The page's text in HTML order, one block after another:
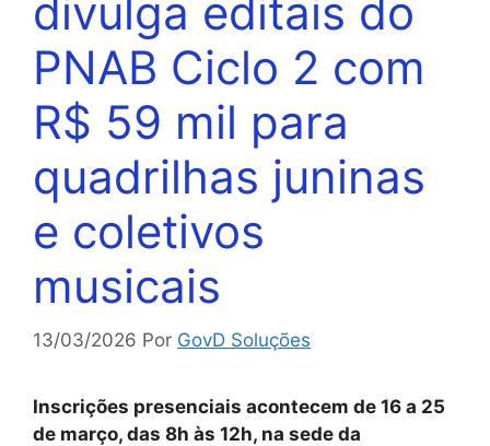
divulga editais do
PNAB Ciclo 2 com
R$ 59 mil para
quadrilhas juninas
e coletivos
musicais
13/03/2026 Por GovD Soluções
Inscrições presenciais acontecem de 16 a 25
de março, das 8h às 12h, na sede da